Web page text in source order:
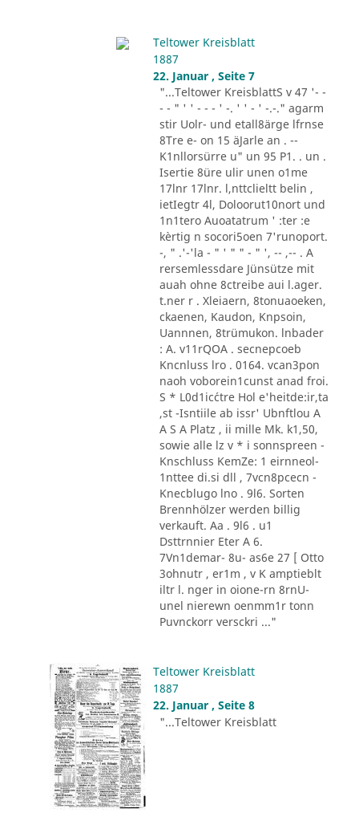
Teltower Kreisblatt
1887
22. Januar , Seite 7
"...Teltower KreisblattS v 47 '- -
- - " ' ' - - - ' -. ' ' - ' -.-." agarm
stir Uolr- und etall8ärge lfrnse
8Tre e- on 15 äJarle an . --
K1nllorsürre u" un 95 P1. . un .
Isertie 8üre ulir unen o1me
17lnr 17lnr. l,nttclieltt belin ,
ietIegtr 4l, Doloorut10nort und
1n1tero Auoatatrum ' :ter :e
kèrtig n socori5oen 7'runoport.
-, " .'-'la - " ' " " - " ', -- ,-- . A
rersemlessdare Jünsütze mit
auah ohne 8ctreibe aui l.ager.
t.ner r . Xleiaern, 8tonuaoeken,
ckaenen, Kaudon, Knpsoin,
Uannnen, 8trümukon. lnbader
: A. v11rQOA . secnepcoeb
Kncnluss lro . 0164. vcan3pon
naoh voborein1cunst anad froi.
S * L0d1ic´ctre Hol e'heitde:ir,ta
,st -Isntiile ab issr' Ubnftlou A
A S A Platz , ii mille Mk. k1,50,
sowie alle lz v * i sonnspreen -
Knschluss KemZe: 1 eirnneol-
1nttee di.si dll , 7vcn8pcecn -
Knecblugo lno . 9l6. Sorten
Brennhölzer werden billig
verkauft. Aa . 9l6 . u1
Dsttrnnier Eter A 6.
7Vn1demar- 8u- as6e 27 [ Otto
3ohnutr , er1m , v K amptieblt
iltr l. nger in oione-rn 8rnU-
unel nierewn oenmm1r tonn
Puvnckorr versckri ..."
Teltower Kreisblatt
1887
22. Januar , Seite 8
"...Teltower Kreisblatt